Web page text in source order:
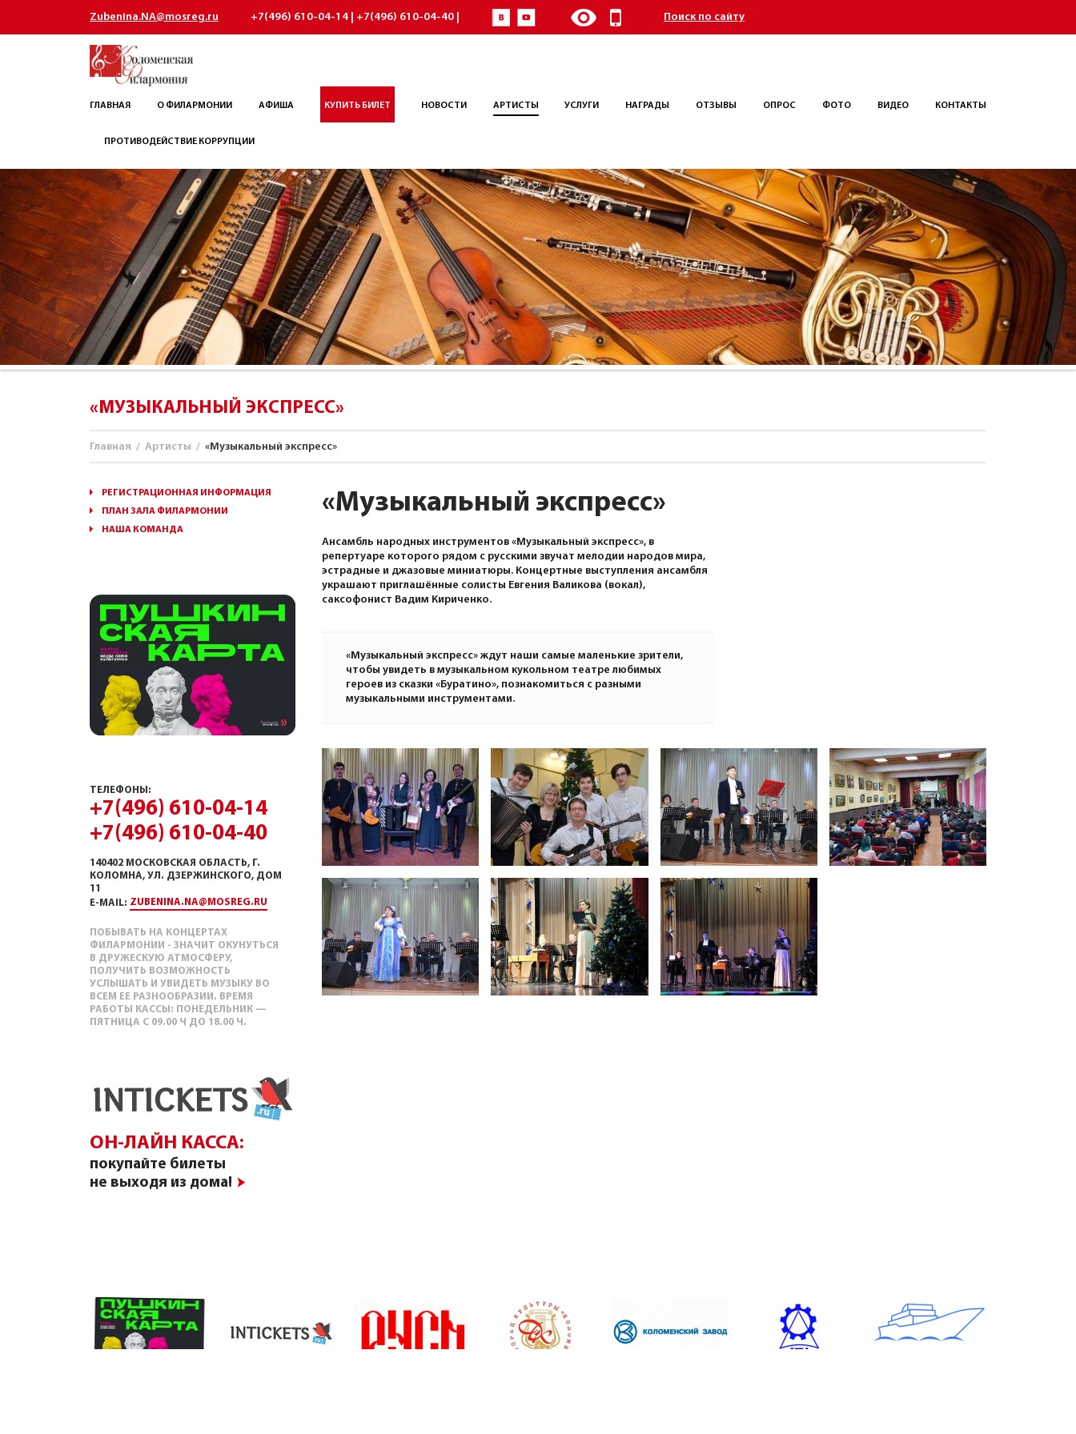
Zubenina.NA@mosreg.ru +7(496) 610-04-14 | +7(496) 610-04-40 | Поиск по сайту
ГЛАВНАЯ О ФИЛАРМОНИИ АФИША КУПИТЬ БИЛЕТ НОВОСТИ АРТИСТЫ УСЛУГИ НАГРАДЫ ОТЗЫВЫ ОПРОС ФОТО ВИДЕО КОНТАКТЫ
ПРОТИВОДЕЙСТВИЕ КОРРУПЦИИ
«МУЗЫКАЛЬНЫЙ ЭКСПРЕСС»
Главная / Артисты / «Музыкальный экспресс»
«Музыкальный экспресс»
Ансамбль народных инструментов «Музыкальный экспресс», в
репертуаре которого рядом с русскими звучат мелодии народов мира,
эстрадные и джазовые миниатюры. Концертные выступления ансамбля
украшают приглашённые солисты Евгения Валикова (вокал),
саксофонист Вадим Кириченко.
«Музыкальный экспресс» ждут наши самые маленькие зрители,
чтобы увидеть в музыкальном кукольном театре любимых
героев из сказки «Буратино», познакомиться с разными
музыкальными инструментами.
РЕГИСТРАЦИОННАЯ ИНФОРМАЦИЯ
ПЛАН ЗАЛА ФИЛАРМОНИИ
НАША КОМАНДА
ТЕЛЕФОНЫ:
+7(496) 610-04-14
+7(496) 610-04-40
140402 МОСКОВСКАЯ ОБЛАСТЬ, Г.
КОЛОМНА, УЛ. ДЗЕРЖИНСКОГО, ДОМ
11
E-MAIL: ZUBENINA.NA@MOSREG.RU
ПОБЫВАТЬ НА КОНЦЕРТАХ
ФИЛАРМОНИИ - ЗНАЧИТ ОКУНУТЬСЯ
В ДРУЖЕСКУЮ АТМОСФЕРУ,
ПОЛУЧИТЬ ВОЗМОЖНОСТЬ
УСЛЫШАТЬ И УВИДЕТЬ МУЗЫКУ ВО
ВСЕМ ЕЕ РАЗНООБРАЗИИ. ВРЕМЯ
РАБОТЫ КАССЫ: ПОНЕДЕЛЬНИК —
ПЯТНИЦА С 09.00 Ч ДО 18.00 Ч.
ОН-ЛАЙН КАССА:
покупайте билеты
не выходя из дома!